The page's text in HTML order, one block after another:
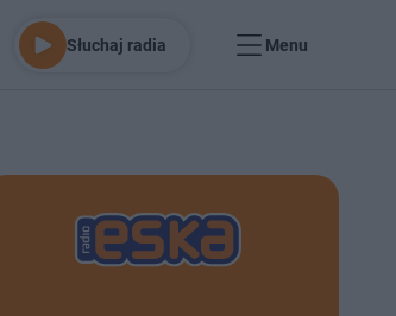
Słuchaj radia Menu